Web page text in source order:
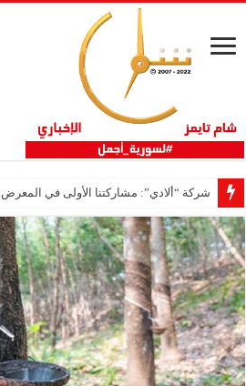
شركة “ألادي”: مشاركتنا الأولى في المعرض